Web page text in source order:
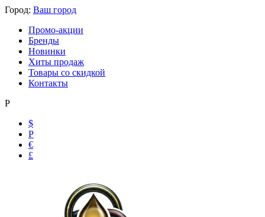
Город: Ваш город
Промо-акции
Бренды
Новинки
Хиты продаж
Товары со скидкой
Контакты
Р
$
Р
€
£